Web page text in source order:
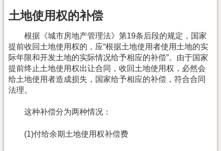
土地使用权的补偿
根据《城市房地产管理法》第19条后段的规定，国家
提前收回土地使用权的，应“根据土地使用者使用土地的实
际年限和开发土地的实际情况给予相应的补偿”。由于国家
提前终止土地使用权出让合同，收回土地使用权，必然会
给土地使用者造成损失，国家给予相应的补偿，符合合同
法理。
这种补偿分为两种情况：
(1)付给余期土地使用权补偿费